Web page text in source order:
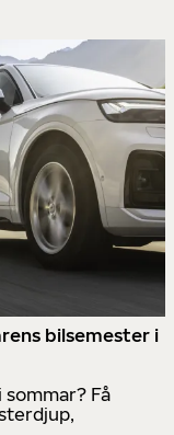
bilsemester i
Få